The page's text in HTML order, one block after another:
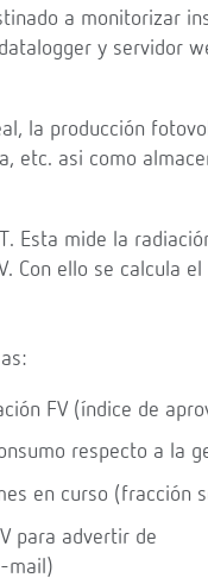
a monitorizar
y servidor
la producción
etc. asi como
Esta mide la
Con ello se calcula
FV (índice de
respecto a la
en curso (fracción
para advertir de
mail)